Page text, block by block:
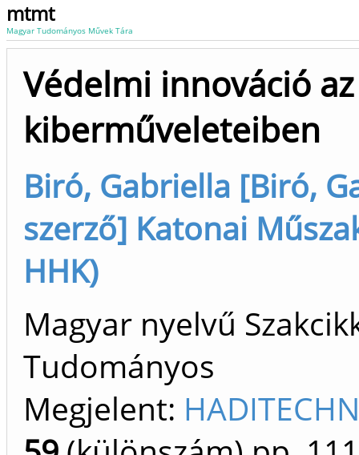
mtmt
Magyar Tudományos Művek Tára
Védelmi innováció
kiberműveleteiben
Biró, Gabriella [Biró,
szerző] Katonai
HHK)
Magyar nyelvű
Tudományos
Megjelent: